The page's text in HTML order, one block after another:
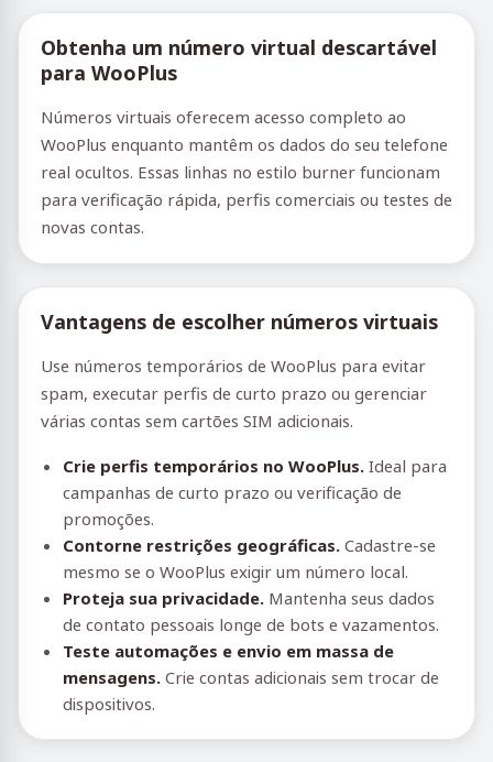
Obtenha um número virtual descartável
para WooPlus
Números virtuais oferecem acesso completo ao
WooPlus enquanto mantêm os dados do seu telefone
real ocultos. Essas linhas no estilo burner funcionam
para verificação rápida, perfis comerciais ou testes de
novas contas.
Vantagens de escolher números virtuais
Use números temporários de WooPlus para evitar
spam, executar perfis de curto prazo ou gerenciar
várias contas sem cartões SIM adicionais.
Crie perfis temporários no WooPlus. Ideal para
campanhas de curto prazo ou verificação de
promoções.
Contorne restrições geográficas. Cadastre-se
mesmo se o WooPlus exigir um número local.
Proteja sua privacidade. Mantenha seus dados
de contato pessoais longe de bots e vazamentos.
Teste automações e envio em massa de
mensagens. Crie contas adicionais sem trocar de
dispositivos.